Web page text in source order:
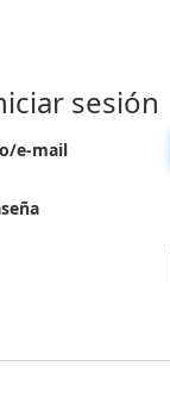
sesión
e-mail